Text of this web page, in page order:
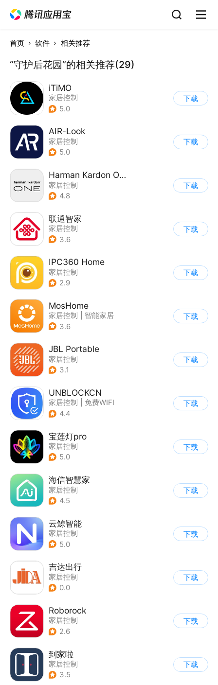
首页 软件 相关推荐
“守护后花园”的相关推荐(29)
iTiMO
家居控制
5.0
下载
AIR-Look
家居控制
5.0
下载
Harman Kardon One
家居控制
4.8
下载
联通智家
家居控制
3.6
下载
IPC360 Home
家居控制
2.9
下载
MosHome
家居控制
智能家居
3.6
下载
JBL Portable
家居控制
3.1
下载
UNBLOCKCN
家居控制
免费WIFI
4.4
下载
宝莲灯pro
家居控制
5.0
下载
海信智慧家
家居控制
4.5
下载
云鲸智能
家居控制
5.0
下载
吉达出行
家居控制
0.0
下载
Roborock
家居控制
2.6
下载
到家啦
家居控制
3.5
下载